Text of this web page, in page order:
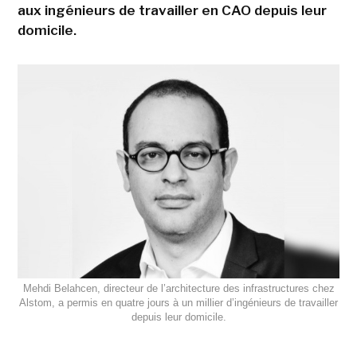
aux ingénieurs de travailler en CAO depuis leur
domicile.
Mehdi Belahcen, directeur de l’architecture des infrastructures chez
Alstom, a permis en quatre jours à un millier d’ingénieurs de travailler
depuis leur domicile.